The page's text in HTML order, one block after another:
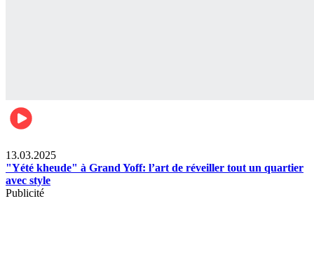
13.03.2025
"Yété kheude" à Grand Yoff: l’art de réveiller tout un quartier
avec style
Publicité